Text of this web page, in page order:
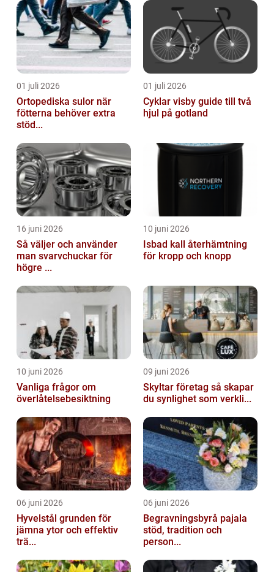
01 juli 2026
Ortopediska sulor när
fötterna behöver extra
stöd...
01 juli 2026
Cyklar visby guide till två
hjul på gotland
16 juni 2026
Så väljer och använder
man svarvchuckar för
högre ...
10 juni 2026
Isbad kall återhämtning
för kropp och knopp
10 juni 2026
Vanliga frågor om
överlåtelsebesiktning
09 juni 2026
Skyltar företag så skapar
du synlighet som verkli...
06 juni 2026
Hyvelstål grunden för
jämna ytor och effektiv
trä...
06 juni 2026
Begravningsbyrå pajala
stöd, tradition och
person...